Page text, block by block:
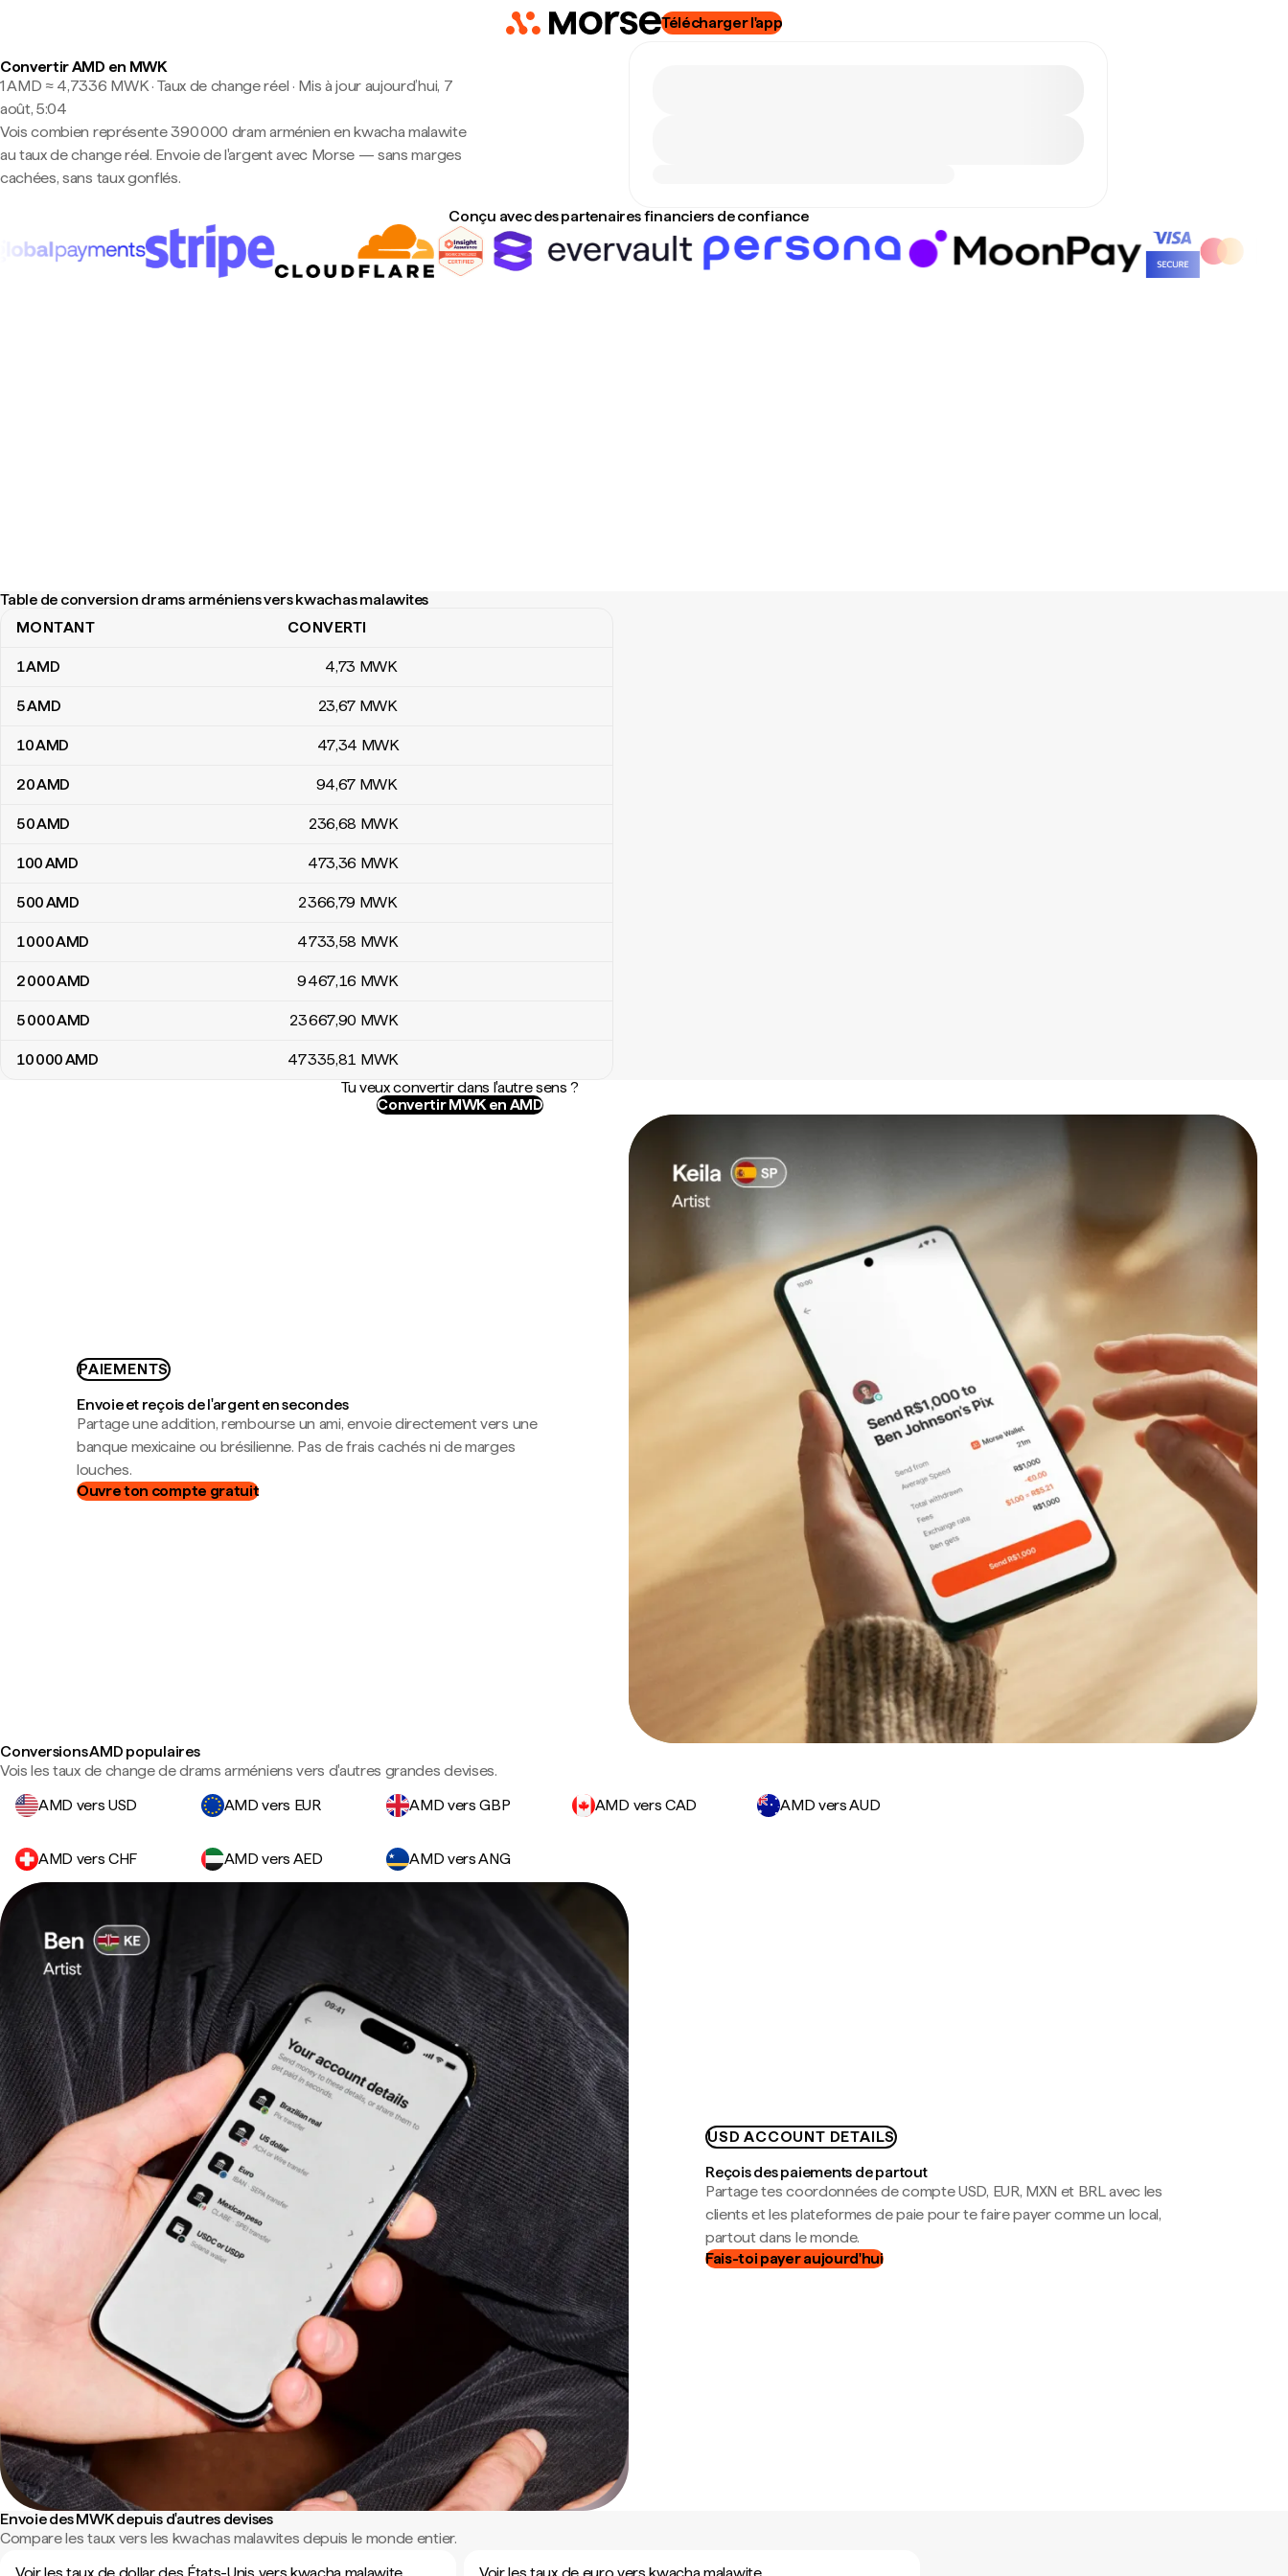
Télécharger l'app
Convertir AMD en MWK
1 AMD ≈ 4,7336 MWK · Taux de change réel · Mis à jour aujourd’hui, 7
août, 5:04
Vois combien représente 390 000 dram arménien en kwacha malawite
au taux de change réel. Envoie de l'argent avec Morse — sans marges
cachées, sans taux gonflés.
Conçu avec des partenaires financiers de confiance
Table de conversion drams arméniens vers kwachas malawites
Table de conversion drams arméniens vers kwachas malawites
MONTANT CONVERTI
1AMD 4,73 MWK
5AMD 23,67 MWK
10AMD 47,34 MWK
20AMD 94,67 MWK
50AMD 236,68 MWK
100AMD 473,36 MWK
500AMD 2 366,79 MWK
1 000AMD 4 733,58 MWK
2 000AMD 9 467,16 MWK
5 000AMD 23 667,90 MWK
10 000AMD 47 335,81 MWK
Tu veux convertir dans l'autre sens ?
Convertir MWK en AMD
PAIEMENTS
Envoie et reçois de l'argent en secondes
Partage une addition, rembourse un ami, envoie directement vers une
banque mexicaine ou brésilienne. Pas de frais cachés ni de marges
louches.
Ouvre ton compte gratuit
Conversions AMD populaires
Vois les taux de change de drams arméniens vers d'autres grandes devises.
AMD vers USD
AMD vers EUR AMD vers GBP AMD vers CAD AMD vers AUD
AMD vers CHF AMD vers AED AMD vers ANG
USD ACCOUNT DETAILS
Reçois des paiements de partout
Partage tes coordonnées de compte USD, EUR, MXN et BRL avec les
clients et les plateformes de paie pour te faire payer comme un local,
partout dans le monde.
Fais-toi payer aujourd'hui
Envoie des MWK depuis d'autres devises
Compare les taux vers les kwachas malawites depuis le monde entier.